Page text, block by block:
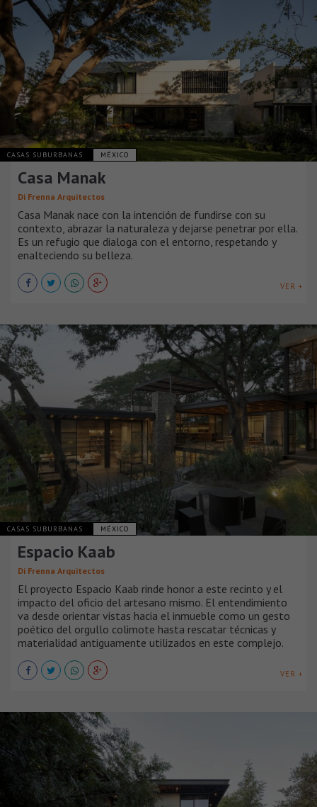
CASAS SUBURBANAS MÉXICO
Casa Manak
Di Frenna Arquitectos
Casa Manak nace con la intención de fundirse con su
contexto, abrazar la naturaleza y dejarse penetrar por ella.
Es un refugio que dialoga con el entorno, respetando y
enalteciendo su belleza.
VER +
CASAS SUBURBANAS MÉXICO
Espacio Kaab
Di Frenna Arquitectos
El proyecto Espacio Kaab rinde honor a este recinto y el
impacto del oficio del artesano mismo. El entendimiento
va desde orientar vistas hacia el inmueble como un gesto
poético del orgullo colimote hasta rescatar técnicas y
materialidad antiguamente utilizados en este complejo.
VER +